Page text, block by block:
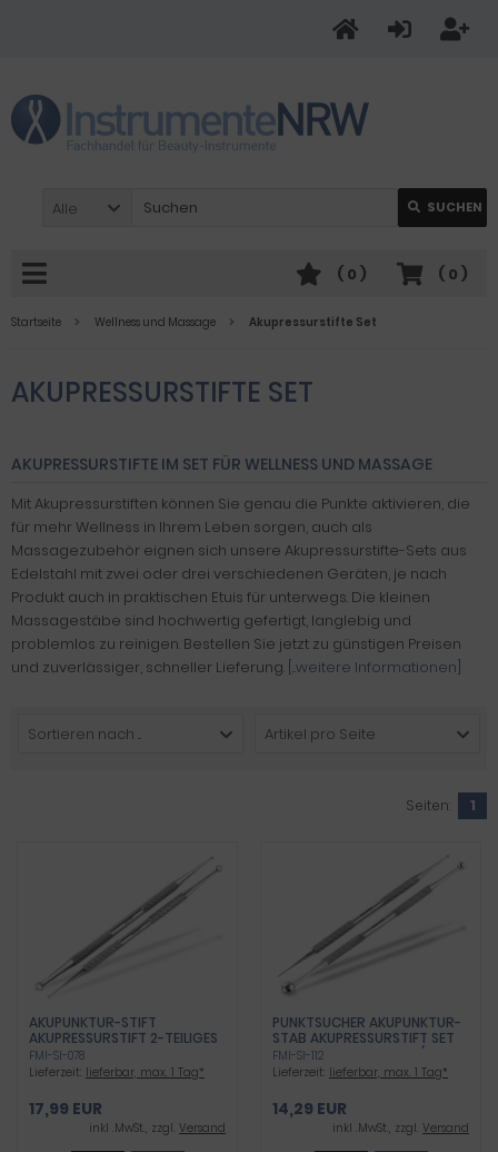
Alle SUCHEN
( 0 )
( 0 )
Startseite Wellness und Massage Akupressurstifte Set
AKUPRESSURSTIFTE SET
AKUPRESSURSTIFTE IM SET FÜR WELLNESS UND MASSAGE
Mit Akupressurstiften können Sie genau die Punkte aktivieren, die
für mehr Wellness in Ihrem Leben sorgen, auch als
Massagezubehör eignen sich unsere Akupressurstifte-Sets aus
Edelstahl mit zwei oder drei verschiedenen Geräten, je nach
Produkt auch in praktischen Etuis für unterwegs. Die kleinen
Massagestäbe sind hochwertig gefertigt, langlebig und
problemlos zu reinigen. Bestellen Sie jetzt zu günstigen Preisen
und zuverlässiger, schneller Lieferung. [...weitere Informationen]
Sortieren nach ... Artikel pro Seite
Seiten: 1
AKUPUNKTUR-STIFT
AKUPRESSURSTIFT 2-TEILIGES
SET
FMI-SI-078
Lieferzeit: lieferbar, max. 1 Tag*
17,99 EUR
inkl .MwSt., zzgl. Versand
PUNKTSUCHER AKUPUNKTUR-
STAB AKUPRESSURSTIFT SET
MASSAGE STIFTE SET 6/9 MM
UND 1/2 MM REFLEXZONEN
MASSAGESTIFT AUS
EDELSTAHL
FMI-SI-112
Lieferzeit: lieferbar, max. 1 Tag*
14,29 EUR
inkl .MwSt., zzgl. Versand